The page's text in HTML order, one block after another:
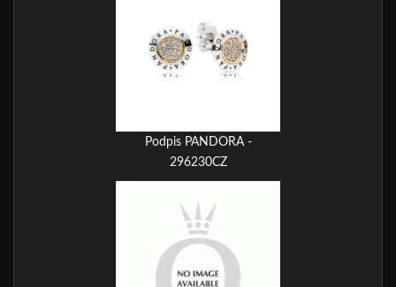
Podpis PANDORA -
296230CZ